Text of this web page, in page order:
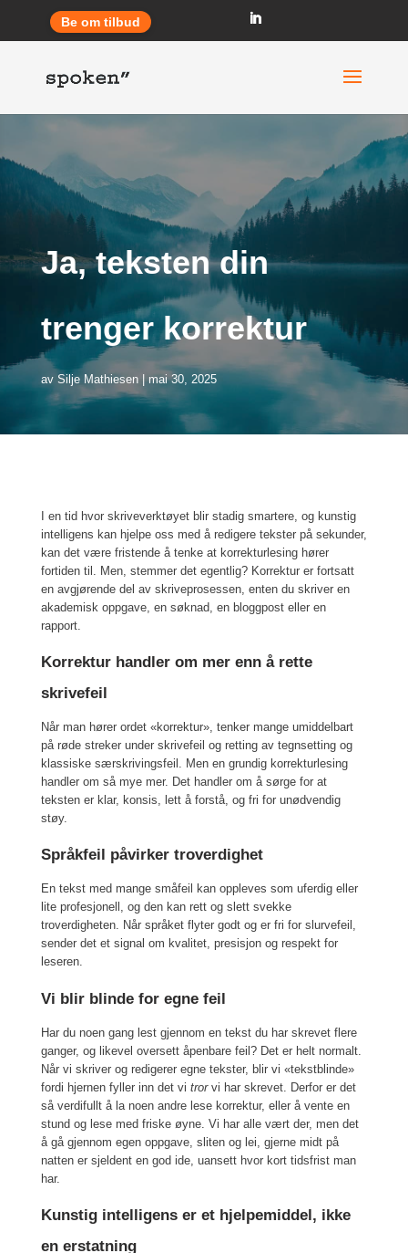
Be om tilbud
Ja, teksten din
trenger korrektur
av Silje Mathiesen mai 30, 2025
I en tid hvor skriveverktøyet blir stadig smartere, og kunstig
intelligens kan hjelpe oss med å redigere tekster på sekunder,
kan det være fristende å tenke at korrekturlesing hører
fortiden til. Men, stemmer det egentlig? Korrektur er fortsatt
en avgjørende del av skriveprosessen, enten du skriver en
akademisk oppgave, en søknad, en bloggpost eller en
rapport.
Korrektur handler om mer enn å rette
skrivefeil
Når man hører ordet «korrektur», tenker mange umiddelbart
på røde streker under skrivefeil og retting av tegnsetting og
klassiske særskrivingsfeil. Men en grundig korrekturlesing
handler om så mye mer. Det handler om å sørge for at
teksten er klar, konsis, lett å forstå, og fri for unødvendig
støy.
Språkfeil påvirker troverdighet
En tekst med mange småfeil kan oppleves som uferdig eller
lite profesjonell, og den kan rett og slett svekke
troverdigheten. Når språket flyter godt og er fri for slurvefeil,
sender det et signal om kvalitet, presisjon og respekt for
leseren.
Vi blir blinde for egne feil
Har du noen gang lest gjennom en tekst du har skrevet flere
ganger, og likevel oversett åpenbare feil? Det er helt normalt.
Når vi skriver og redigerer egne tekster, blir vi «tekstblinde»
fordi hjernen fyller inn det vi trorvi har skrevet. Derfor er det
så verdifullt å la noen andre lese korrektur, eller å vente en
stund og lese med friske øyne. Vi har alle vært der, men det
å gå gjennom egen oppgave, sliten og lei, gjerne midt på
natten er sjeldent en god ide, uansett hvor kort tidsfrist man
har.
Kunstig intelligens er et hjelpemiddel, ikke
en erstatning